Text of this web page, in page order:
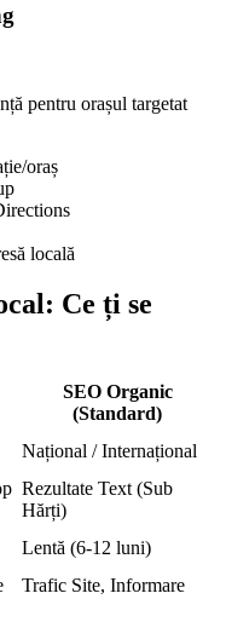
pentru orașul targetat
oraș
locală
Ce ți se
SEO Organic
(Standard)
Național / Internațional
Rezultate Text (Sub
Hărți)
Lentă (6-12 luni)
Trafic Site, Informare